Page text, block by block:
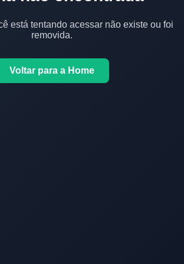
está tentando acessar não existe ou foi
removida.
Voltar para a Home